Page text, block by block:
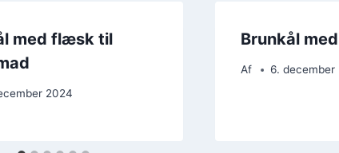
med flæsk til
2024
Brunkål
Af 6. december